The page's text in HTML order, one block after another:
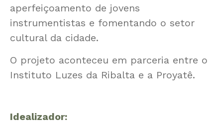
aperfeiçoamento de jovens
instrumentistas e fomentando o setor
cultural da cidade.
O projeto aconteceu em parceria entre o
Instituto Luzes da Ribalta e a Proyatê.
Idealizador: